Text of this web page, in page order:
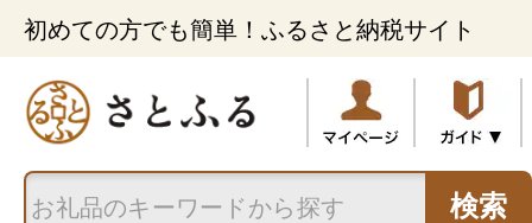
初めての方でも簡単！ふるさと納税サイト
検索